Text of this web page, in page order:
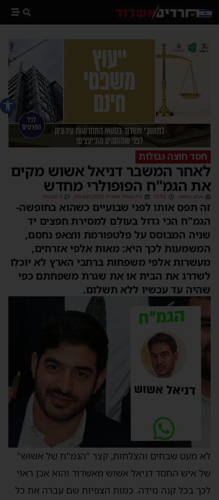
פתח
חסד חוצה גבולות
לאחר המשבר דניאל אשוש מקים
את הגמ"ח הפופולרי מחדש
אביב נחשוני 10:52 ט״ז באלול תשפ״ה (09/09/2025) 4 תגובות
זה תפס אותו לפני שבועיים כשהוא בחופשה-
הגמ"ח הכי גדול בעולם למסירת חפצים יד
שניה המבוסס על פלטפורמת ווצאפ נחסם,
המשמעות לכך היא: מאות אלפי אזרחים,
מעשרות אלפי משפחות ברחבי הארץ לא יוכלו
לשדרג את הבית או את שגרת משפחתם כפי
שהיה עד עכשיו ללא תשלום.
לא מעט שבחים והצלחות, קצר "הגמ"ח של אשוש"
של איש החסד דניאל אשוש מאשדוד והוא אכן ראוי
לכך בכל קנה מידה. כמות הצפיות שם עברה את כל